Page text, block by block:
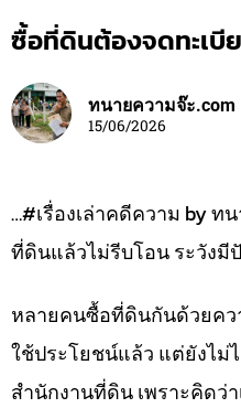
ซื้อที่ดินต้องจดทะเบี
ทนายความจ๊ะ.com
15/06/2026
…#เรื่องเล่าคดีความ by ท
ที่ดินแล้วไม่รีบโอน ระวังมี
หลายคนซื้อที่ดินกันด้วยคว
ใช้ประโยชน์แล้ว แต่ยังไม่
สำนักงานที่ดิน เพราะคิดว่